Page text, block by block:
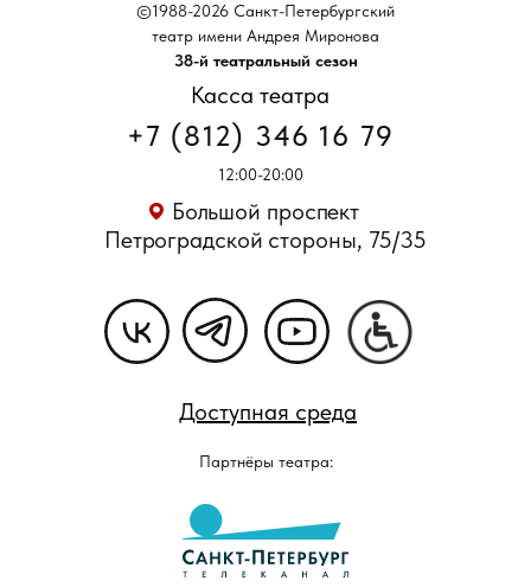
12:00-20:00
+7 (812) 346 16 79
©1988-2026 Санкт-Петербургский
театр имени Андрея Миронова
38-й театральный сезон
Большой проспект
Петроградской стороны, 75/35
Партнёры театра:
Касса театра
Доступная среда